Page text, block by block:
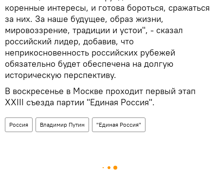
коренные интересы, и готова бороться, сражаться
за них. За наше будущее, образ жизни,
мировоззрение, традиции и устои", - сказал
российский лидер, добавив, что
неприкосновенность российских рубежей
обязательно будет обеспечена на долгую
историческую перспективу.
В воскресенье в Москве проходит первый этап
XXIII съезда партии "Единая Россия".
Россия Владимир Путин "Единая Россия"